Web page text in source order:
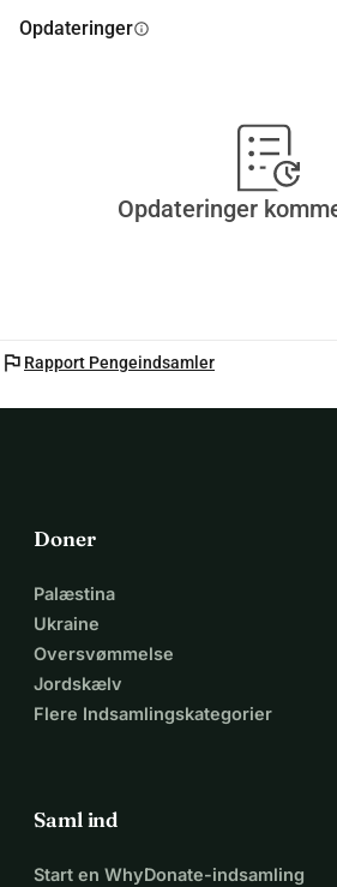
Opdateringerinfo
Opdateringer
flag Rapport Pengeindsamler
Doner
Palæstina
Ukraine
Oversvømmelse
Jordskælv
Flere Indsamlingskategorier
Saml ind
Start en WhyDonate-indsamling